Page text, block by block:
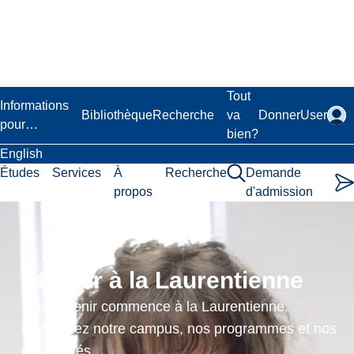
Informations
pour…
BibliothèqueRecherche
Tout
va
bien?
DonnerUser
English
Études
Services
À
propos
Recherche
Demande
d'admission
Étudier à la Laurentienne
Votre avenir commence à la Laurentienne.
Découvrez notre campus, nos programmes et nos
possibilités.
Perspectives
Psychology